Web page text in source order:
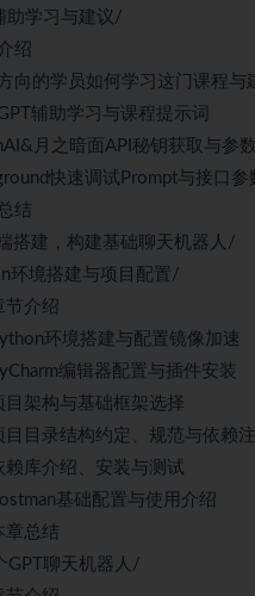
学习与建议/
绍
的学员如何学习这门课程与
辅助学习与课程提示词
月之暗面API秘钥获取与参
快速调试Prompt与接口参
结
建，构建基础聊天机器人/
境搭建与项目配置/
介绍
环境搭建与配置镜像加速
编辑器配置与插件安装
构与基础框架选择
录结构约定、规范与依赖注
介绍、安装与测试
基础配置与使用介绍
总结
聊天机器人/